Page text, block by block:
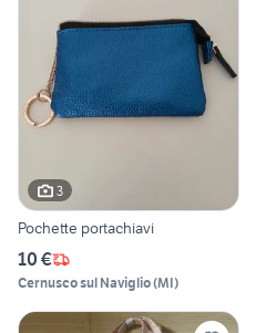
3
Pochette portachiavi
10 €
Cernusco sul Naviglio(MI)